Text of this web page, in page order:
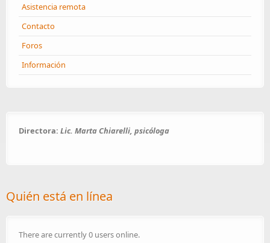
Asistencia remota
Contacto
Foros
Información
Directora: Lic. Marta Chiarelli, psicóloga
Quién está en línea
There are currently 0 users online.